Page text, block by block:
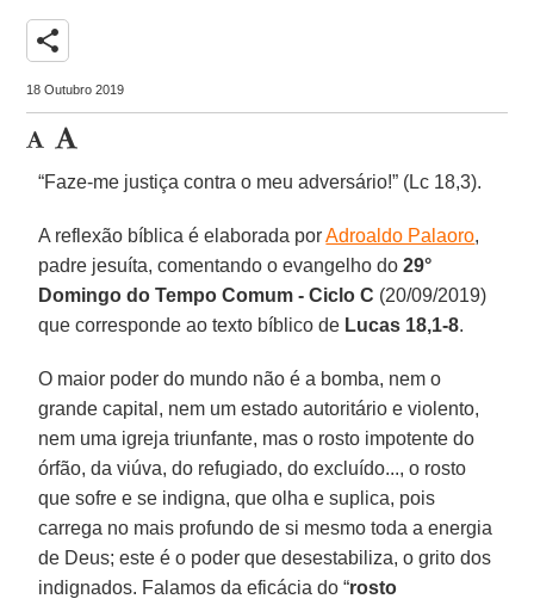
share
18 Outubro 2019
“Faze-me justiça contra o meu adversário!” (Lc 18,3).
A reflexão bíblica é elaborada porAdroaldo Palaoro,
padre jesuíta, comentando o evangelho do29°
Domingo do Tempo Comum - Ciclo C (20/09/2019)
que corresponde ao texto bíblico de Lucas 18,1-8.
O maior poder do mundo não é a bomba, nem o
grande capital, nem um estado autoritário e violento,
nem uma igreja triunfante, mas o rosto impotente do
órfão, da viúva, do refugiado, do excluído..., o rosto
que sofre e se indigna, que olha e suplica, pois
carrega no mais profundo de si mesmo toda a energia
de Deus; este é o poder que desestabiliza, o grito dos
indignados. Falamos da eficácia do “rosto